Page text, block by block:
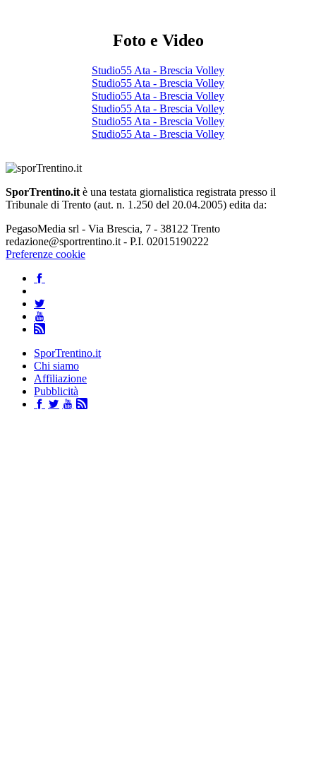
Foto e Video
Studio55 Ata - Brescia Volley
Studio55 Ata - Brescia Volley
Studio55 Ata - Brescia Volley
Studio55 Ata - Brescia Volley
Studio55 Ata - Brescia Volley
Studio55 Ata - Brescia Volley
SporTrentino.it è una testata giornalistica registrata presso il
Tribunale di Trento (aut. n. 1.250 del 20.04.2005) edita da:
PegasoMedia srl - Via Brescia, 7 - 38122 Trento
redazione@sportrentino.it - P.I. 02015190222
Preferenze cookie
SporTrentino.it
Chi siamo
Affiliazione
Pubblicità